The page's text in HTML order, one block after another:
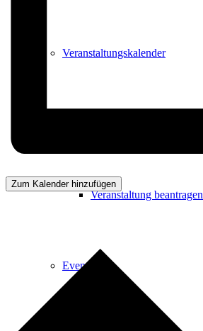
Veranstaltungskalender
Veranstaltung beantragen
Events
Zum Kalender hinzufügen